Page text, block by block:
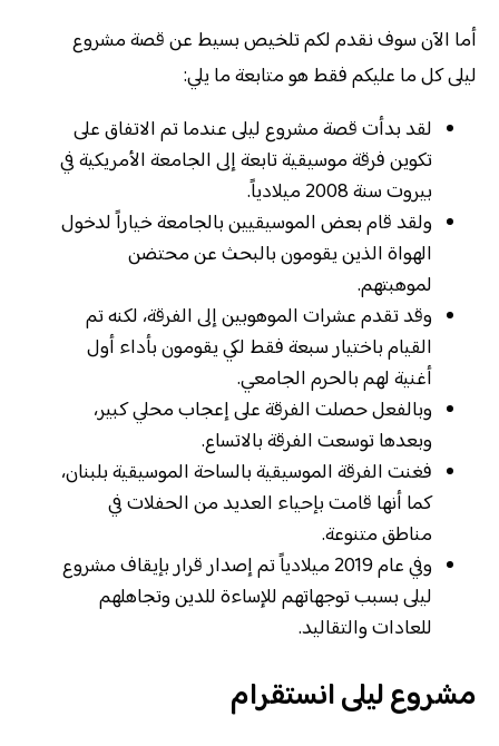
أما الآن سوف نقدم لكم تلخيص بسيط عن قصة مشروع
ليلى كل ما عليكم فقط هو متابعة ما يلي:
لقد بدأت قصة مشروع ليلى عندما تم الاتفاق على
تكوين فرقة موسيقية تابعة إلى الجامعة الأمريكية في
بيروت سنة 2008 ميلادياً.
ولقد قام بعض الموسيقيين بالجامعة خياراً لدخول
الهواة الذين يقومون بالبحث عن محتضن
لموهبتهم.
وقد تقدم عشرات الموهوبين إلى الفرقة، لكنه تم
القيام باختيار سبعة فقط لكي يقومون بأداء أول
أغنية لهم بالحرم الجامعي.
وبالفعل حصلت الفرقة على إعجاب محلي كبير،
وبعدها توسعت الفرقة بالاتساع.
فغنت الفرقة الموسيقية بالساحة الموسيقية بلبنان،
كما أنها قامت بإحياء العديد من الحفلات في
مناطق متنوعة.
وفي عام 2019 ميلادياً تم إصدار قرار بإيقاف مشروع
ليلى بسبب توجهاتهم للإساءة للدين وتجاهلهم
للعادات والتقاليد.
مشروع ليلى انستقرام